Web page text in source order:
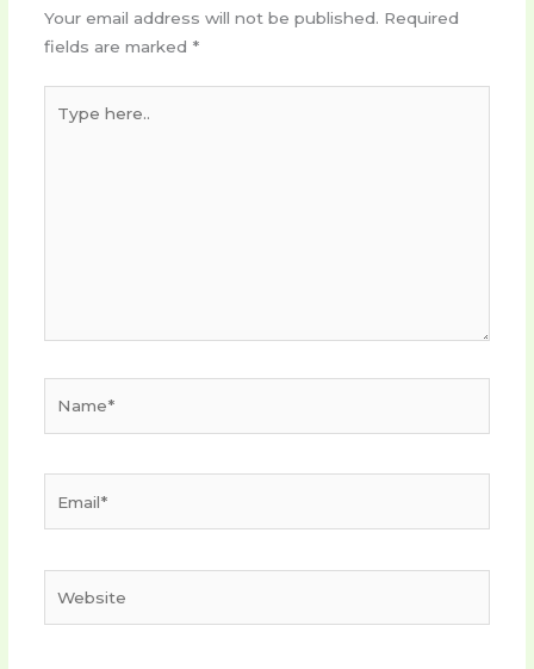
Your email address will not be published. Required
fields are marked *
here..